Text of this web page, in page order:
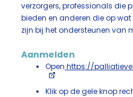
verzorgers, professionals die
bieden en anderen die op
zijn bij het ondersteunen van
Aanmelden
Open https://
Klik op de gele knop